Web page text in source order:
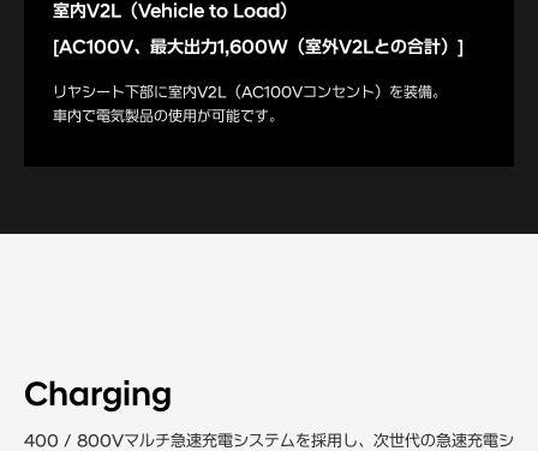
室内V2L（Vehicle to Load）
[AC100V、最大出力1,600W（室外V2Lとの合計）]
リヤシート下部に室内V2L（AC100Vコンセント）を装備。
車内で電気製品の使用が可能です。
Charging
400 / 800Vマルチ急速充電システムを採用し、次世代の急速充電シ